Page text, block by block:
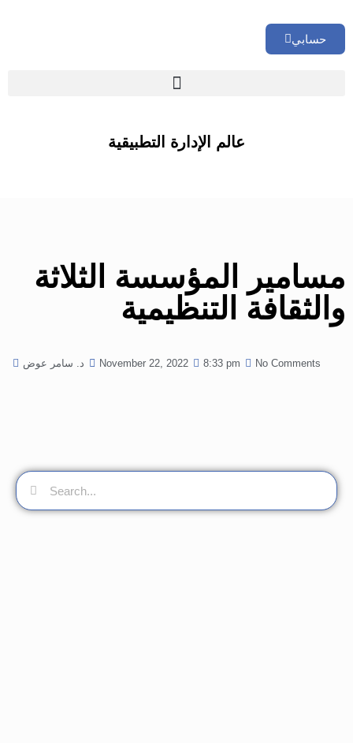
حسابي
عالم الإدارة التطبيقية
مسامير المؤسسة الثلاثة
والثقافة التنظيمية
د. سامر عوض November 22, 2022 8:33 pm No Comments